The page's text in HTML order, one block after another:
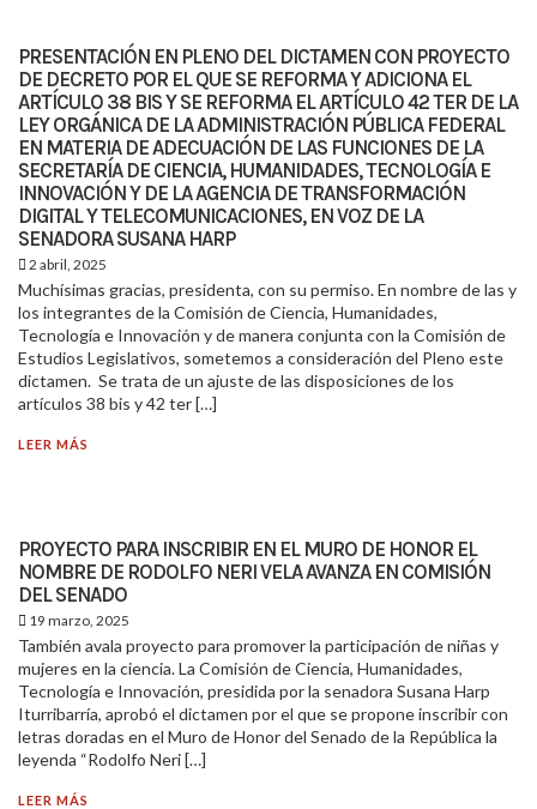
PRESENTACIÓN EN PLENO DEL DICTAMEN CON PROYECTO
DE DECRETO POR EL QUE SE REFORMA Y ADICIONA EL
ARTÍCULO 38 BIS Y SE REFORMA EL ARTÍCULO 42 TER DE LA
LEY ORGÁNICA DE LA ADMINISTRACIÓN PÚBLICA FEDERAL
EN MATERIA DE ADECUACIÓN DE LAS FUNCIONES DE LA
SECRETARÍA DE CIENCIA, HUMANIDADES, TECNOLOGÍA E
INNOVACIÓN Y DE LA AGENCIA DE TRANSFORMACIÓN
DIGITAL Y TELECOMUNICACIONES, EN VOZ DE LA
SENADORA SUSANA HARP
2 abril, 2025
Muchísimas gracias, presidenta, con su permiso. En nombre de las y
los integrantes de la Comisión de Ciencia, Humanidades,
Tecnología e Innovación y de manera conjunta con la Comisión de
Estudios Legislativos, sometemos a consideración del Pleno este
dictamen. Se trata de un ajuste de las disposiciones de los
artículos 38 bis y 42 ter […]
LEER MÁS
PROYECTO PARA INSCRIBIR EN EL MURO DE HONOR EL
NOMBRE DE RODOLFO NERI VELA AVANZA EN COMISIÓN
DEL SENADO
19 marzo, 2025
También avala proyecto para promover la participación de niñas y
mujeres en la ciencia. La Comisión de Ciencia, Humanidades,
Tecnología e Innovación, presidida por la senadora Susana Harp
Iturribarría, aprobó el dictamen por el que se propone inscribir con
letras doradas en el Muro de Honor del Senado de la República la
leyenda “Rodolfo Neri […]
LEER MÁS